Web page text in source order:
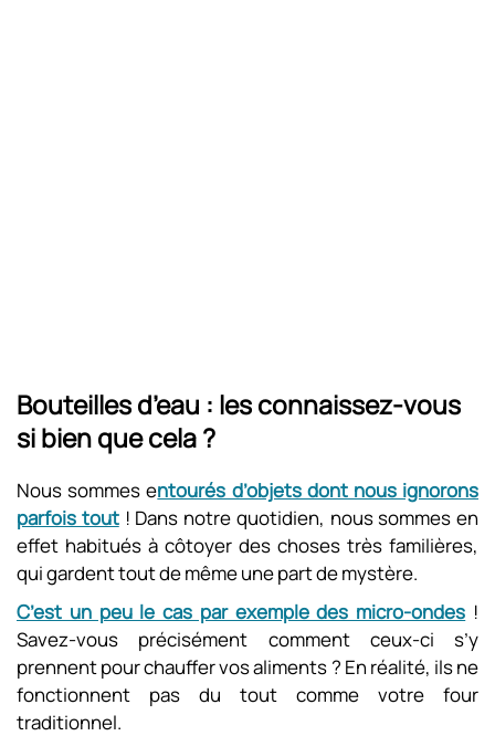
Bouteilles d’eau : les connaissez-vous
si bien que cela ?
Nous sommes entourés d’objets dont nous ignorons
parfois tout! Dans notre quotidien, nous sommes en
effet habitués à côtoyer des choses très familières,
qui gardent tout de même une part de mystère.
C’est un peu le cas par exemple des micro-ondes !
Savez-vous précisément comment ceux-ci s’y
prennent pour chauffer vos aliments ? En réalité, ils ne
fonctionnent pas du tout comme votre four
traditionnel.